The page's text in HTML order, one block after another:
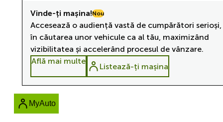
Vinde-ți mașina!Nou
Accesează o audiență vastă de cumpărători
în căutarea unor vehicule ca al tău, maximizând
vizibilitatea și accelerând procesul de vânzare.
Află mai multe
Listează-ți mașina
MyAuto